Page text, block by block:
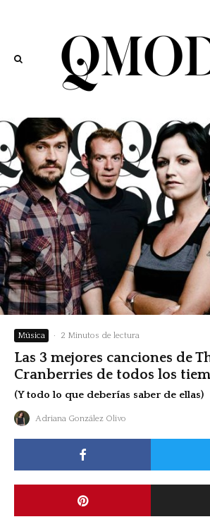
Música · 2 Minutos de lectura
Las 3 mejores canciones de
Cranberries de todos los
(Y todo lo que deberías saber de ellas)
Adriana González Olivo